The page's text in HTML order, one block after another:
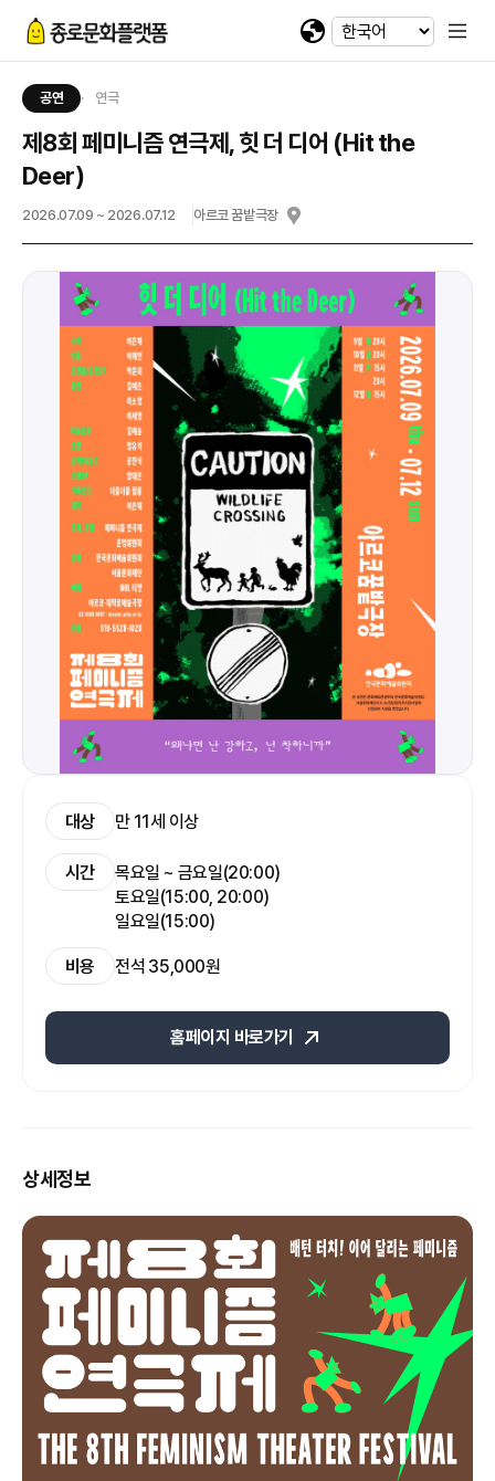
공연 연극
제8회 페미니즘 연극제, 힛 더 디어 (Hit the
Deer)
2026.07.09 ~ 2026.07.12 아르코 꿈밭극장
대상 만 11세 이상
시간
목요일 ~ 금요일(20:00)
토요일(15:00, 20:00)
일요일(15:00)
비용 전석 35,000원
홈페이지 바로가기
상세정보
카카오 로그인
일회용 로그인
이메일
파일선택
jpg, jpeg, png, pdf 파일만 업로드 가능합니다. (10MB 이하)
첨부파일
공연명 선택
번호 선택
회차정보 발급수량
선택